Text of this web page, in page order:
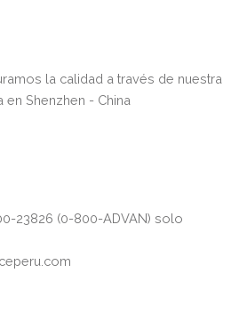
la calidad a través de nuestra
en Shenzhen - China
23826 (0-800-ADVAN) solo